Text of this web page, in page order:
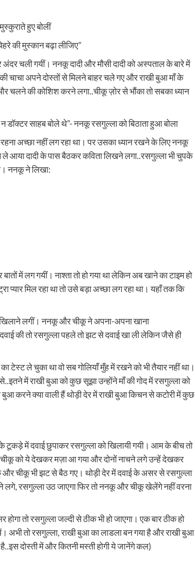
हुए बोलीं
की मुस्कान बढ़ा लीजिए”
चली गयीं। ननकू दादी और मौसी दादी को अस्पताल के बारे में
चाचा अपने दोस्तों से मिलने बाहर चले गए और राखी बुआ माँ के
चलने की कोशिश करने लगा..चीकू ज़ोर से भौंका तो सबका ध्यान
डॉक्टर साहब बोले थे”- ननकू रसगुल्ला को बिठाता हुआ बोला
अच्छा नहीं लग रहा था। पर उसका ध्यान रखने के लिए ननकू
दादी के पास बैठकर कविता लिखने लगा..रसगुल्ला भी चुपके
ननकू ने लिखा:
में लग गयीं। नाश्ता तो हो गया था लेकिन अब खाने का टाइम हो
प्यार मिल रहा था तो उसे बड़ा अच्छा लग रहा था। यहाँ तक कि
लगीं। ननकू और चीकू ने अपना-अपना खाना
की तो रसगुल्ला पहले तो झट से दवाई खा ली लेकिन जैसे ही
टेस्ट ले चुका था वो सब गोलियाँ मुँह में रखने को भी तैयार नहीं था।
में राखी बुआ को कुछ सूझा उन्होंने माँ की गोद में रसगुल्ला को
करने क्या वाली हैं थोड़ी देर में राखी बुआ किचन से कटोरी में कुछ
में दवाई छुपाकर रसगुल्ला को खिलायी गयी। आम के बीच तो
को ये देखकर मज़ा आ गया और दोनों नाचने लगे उन्हें देखकर
चीकू भी झट से बैठ गए। थोड़ी देर में दवाई के असर से रसगुल्ला
रसगुल्ला उठ जाएगा फिर तो ननकू और चीकू खेलेंगे नहीं वरना
तो रसगुल्ला जल्दी से ठीक भी हो जाएगा। एक बार ठीक हो
अभी तो रसगुल्ला, राखी बुआ का लाडला बन गया है और राखी बुआ
है..इस दोस्ती में और कितनी मस्ती होगी ये जानेंगे कल)